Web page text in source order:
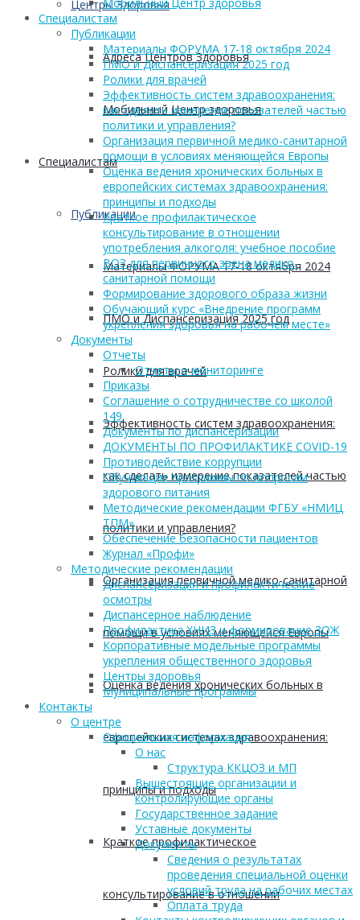
Центры Здоровья
Адреса Центров Здоровья
Мобильный Центр здоровья
Cпециалистам
Публикации
Материалы ФОРУМА 17-18 октября 2024
ПМО и Диспансеризация 2025 год
Ролики для врачей
Эффективность систем здравоохранения:
как сделать измерение показателей частью
политики и управления?
Организация первичной медико-санитарной
помощи в условиях меняющейся Европы
Оценка ведения хронических больных в
европейских системах здравоохранения:
принципы и подходы
Краткое профилактическое
консультирование в отношении
Cпециалистам
Публикации
Материалы ФОРУМА 17-18 октября 2024
ПМО и Диспансеризация 2025 год
Ролики для врачей
Эффективность систем здравоохранения:
как сделать измерение показателей частью
политики и управления?
Организация первичной медико-санитарной
помощи в условиях меняющейся Европы
Оценка ведения хронических больных в
европейских системах здравоохранения:
принципы и подходы
Краткое профилактическое
консультирование в отношении
употребления алкоголя: учебное пособие
ВОЗ для первичного звена медико-
санитарной помощи
Формирование здорового образа жизни
Обучающий курс «Внедрение программ
укрепления здоровья на рабочем месте»
Документы
Отчеты
Отчеты о мониторинге
Приказы
Соглашение о сотрудничестве со школой
149
Документы по диспансеризации
ДОКУМЕНТЫ ПО ПРОФИЛАКТИКЕ COVID-19
Противодействие коррупции
Обучающие программы по вопросам
здорового питания
Методические рекомендации ФГБУ «НМИЦ
ТПМ»
Обеспечение безопасности пациентов
Журнал «Профи»
Методические рекомендации
Диспансеризация и профилактические
осмотры
Диспансерное наблюдение
Профилактика ХНИЗ и формирование ЗОЖ
Корпоративные модельные программы
укрепления общественного здоровья
Центры здоровья
Муниципальные программы
Контакты
О центре
Официальная информация
О нас
Структура ККЦОЗ и МП
Вышестоящие организации и
контролирующие органы
Государственное задание
Уставные документы
Документы
Сведения о результатах
проведения специальной оценки
условий труда на рабочих местах
Оплата труда